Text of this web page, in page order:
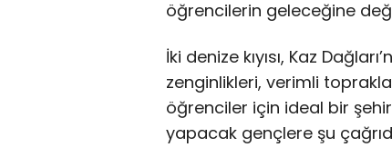
öğrencilerin geleceğine
İki denize kıyısı, Kaz
zenginlikleri, verimli
öğrenciler için ideal bir
yapacak gençlere şu